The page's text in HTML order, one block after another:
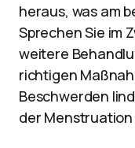
heraus, was am
Sprechen Sie im
weitere
richtigen
Beschwerden
der